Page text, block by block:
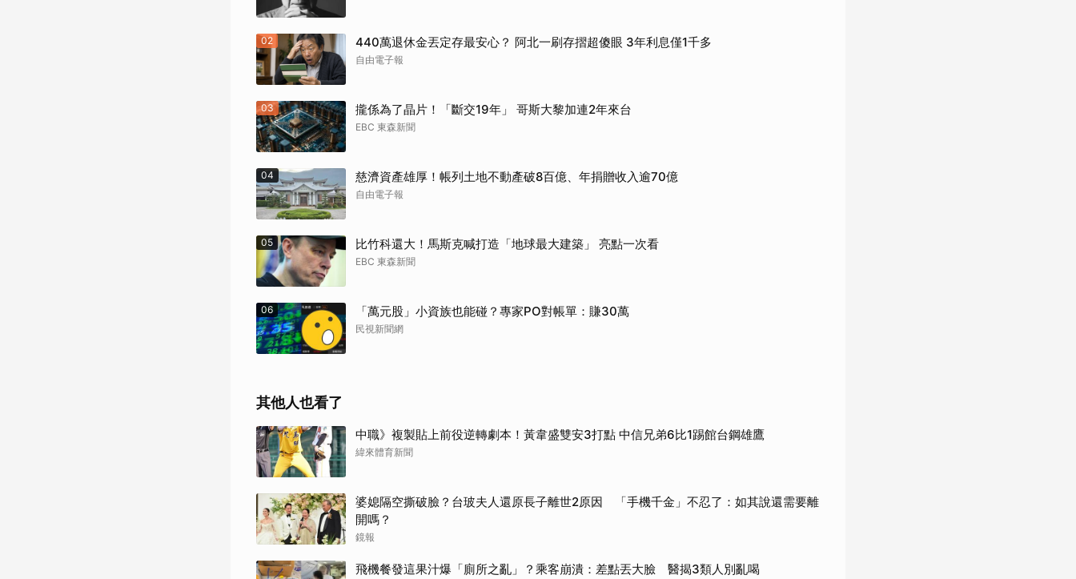
02 440萬退休金丟定存最安心？ 阿北一刷存摺超傻眼 3年利息僅1千多
自由電子報
03 攏係為了晶片！「斷交19年」 哥斯大黎加連2年來台
EBC 東森新聞
04 慈濟資產雄厚！帳列土地不動產破8百億、年捐贈收入逾70億
自由電子報
05 比竹科還大！馬斯克喊打造「地球最大建築」 亮點一次看
EBC 東森新聞
06 「萬元股」小資族也能碰？專家PO對帳單：賺30萬
民視新聞網
其他人也看了
中職》複製貼上前役逆轉劇本！黃韋盛雙安3打點 中信兄弟6比1踢館台鋼雄鷹
緯來體育新聞
婆媳隔空撕破臉？台玻夫人還原長子離世2原因 「手機千金」不忍了：如其說還需要離
開嗎？
鏡報
飛機餐發這果汁爆「廁所之亂」？乘客崩潰：差點丟大臉 醫揭3類人別亂喝